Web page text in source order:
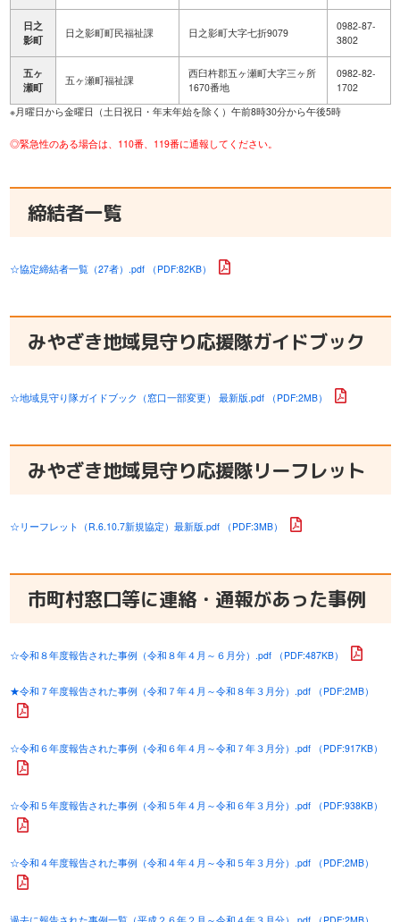
日之
影町
日之影町町民福祉課 日之影町大字七折9079
0982-87-
3802
五ヶ
瀬町
五ヶ瀬町福祉課
西臼杵郡五ヶ瀬町大字三ヶ所
1670番地
0982-82-
1702
※月曜日から金曜日（土日祝日・年末年始を除く）午前8時30分から午後5時
◎緊急性のある場合は、110番、119番に通報してください。
締結者一覧
☆協定締結者一覧（27者）.pdf （PDF:82KB）
みやざき地域見守り応援隊ガイドブック
☆地域見守り隊ガイドブック（窓口一部変更） 最新版.pdf （PDF:2MB）
みやざき地域見守り応援隊リーフレット
☆リーフレット（R.6.10.7新規協定）最新版.pdf （PDF:3MB）
市町村窓口等に連絡・通報があった事例
☆令和８年度報告された事例（令和８年４月～６月分）.pdf （PDF:487KB）
★令和７年度報告された事例（令和７年４月～令和８年３月分）.pdf （PDF:2MB）
☆令和６年度報告された事例（令和６年４月～令和７年３月分）.pdf （PDF:917KB）
☆令和５年度報告された事例（令和５年４月～令和６年３月分）.pdf （PDF:938KB）
☆令和４年度報告された事例（令和４年４月～令和５年３月分）.pdf （PDF:2MB）